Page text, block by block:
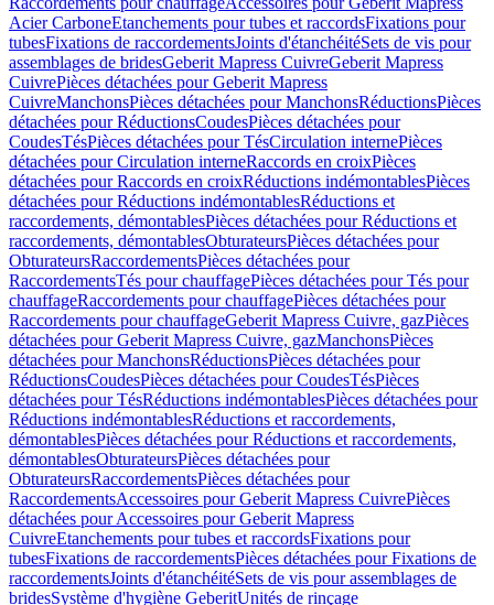
Acier CarboneEtanchements pour tubes et raccordsFixations pour
tubesFixations de raccordementsJoints d'étanchéitéSets de vis pour
assemblages de bridesGeberit Mapress CuivreGeberit Mapress
CuivrePièces détachées pour Geberit Mapress
CuivreManchonsPièces détachées pour ManchonsRéductionsPièces
détachées pour RéductionsCoudesPièces détachées pour
CoudesTésPièces détachées pour TésCirculation internePièces
détachées pour Circulation interneRaccords en croixPièces
détachées pour Raccords en croixRéductions indémontablesPièces
détachées pour Réductions indémontablesRéductions et
raccordements, démontablesPièces détachées pour Réductions et
raccordements, démontablesObturateursPièces détachées pour
ObturateursRaccordementsPièces détachées pour
RaccordementsTés pour chauffagePièces détachées pour Tés pour
chauffageRaccordements pour chauffagePièces détachées pour
Raccordements pour chauffageGeberit Mapress Cuivre, gazPièces
détachées pour Geberit Mapress Cuivre, gazManchonsPièces
détachées pour ManchonsRéductionsPièces détachées pour
RéductionsCoudesPièces détachées pour CoudesTésPièces
détachées pour TésRéductions indémontablesPièces détachées pour
Réductions indémontablesRéductions et raccordements,
démontablesPièces détachées pour Réductions et raccordements,
démontablesObturateursPièces détachées pour
ObturateursRaccordementsPièces détachées pour
RaccordementsAccessoires pour Geberit Mapress CuivrePièces
détachées pour Accessoires pour Geberit Mapress
CuivreEtanchements pour tubes et raccordsFixations pour
tubesFixations de raccordementsPièces détachées pour Fixations de
raccordementsJoints d'étanchéitéSets de vis pour assemblages de
bridesSystème d'hygiène GeberitUnités de rinçage